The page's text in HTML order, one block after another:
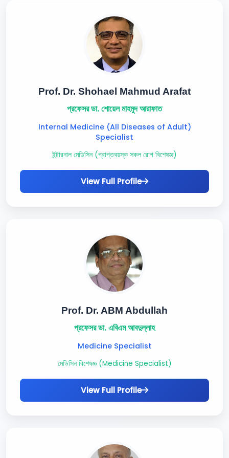
Prof. Dr. Shohael Mahmud Arafat
প্রফেসর ডা. শোয়েল মাহমুদ আরাফাত
Internal Medicine (All Diseases of Adult)
Specialist
ইন্টারনাল মেডিসিন (প্রাপ্তবয়স্ক সকল রোগ বিশেষজ্ঞ)
View Full Profile
Prof. Dr. ABM Abdullah
প্রফেসর ডা. এবিএম আবদুল্লাহ
Medicine Specialist
মেডিসিন বিশেষজ্ঞ (Medicine Specialist)
View Full Profile